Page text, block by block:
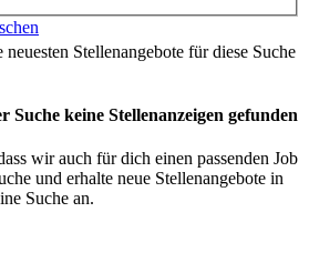
neuesten Stellenangebote für diese Suche
Suche keine Stellenanzeigen gefunden
wir auch für dich einen passenden Job
und erhalte neue Stellenangebote in
Suche an.